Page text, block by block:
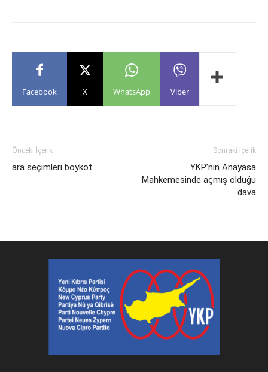
Facebook X WhatsApp Viber
Önceki İçerik
ara seçimleri boykot
Sonraki İçerik
YKP’nin Anayasa
Mahkemesinde açmış olduğu
dava